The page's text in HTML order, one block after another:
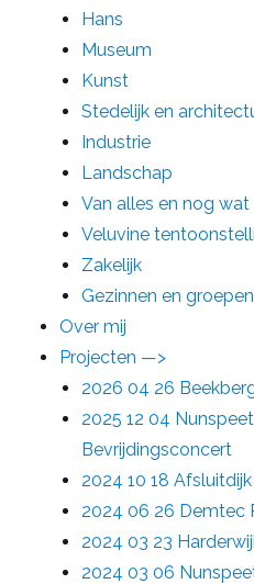
Hans
Museum
Kunst
Stedelijk en
Industrie
Landschap
Van alles en nog wat
Veluvine
Zakelijk
Gezinnen en groepen
Over mij
Projecten —>
2026 04 26
2025 12 04
Bevrijdingsconcert
2024 10 18
2024 06 26 Demtec
2024 03 23
2024 03 06